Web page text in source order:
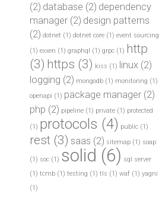
(2) database (2) dependency
manager (2) design patterns
(2) dotnet (1) dotnet core (1) event sourcing
(1) exxen (1) graphql (1) grpc (1) http
(3) https (3) kiss (1) linux (2)
logging (2) mongodb (1) monitoring (1)
openapi (1) package manager (2)
php (2) pipeline (1) private (1) protected
(1) protocols (4) public (1)
rest (3) saas (2) sitemap (1) soap
(1) soc (1) solid (6) sql server
(1) tcmb (1) testing (1) tls (1) waf (1) yagni
(1)